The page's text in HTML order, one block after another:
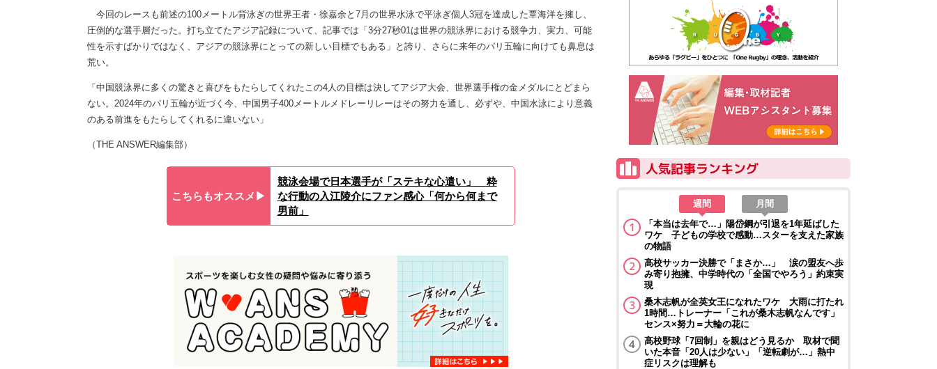
今回のレースも前述の100メートル背泳ぎの世界王者・徐嘉余と7月の世界水泳で平泳ぎ個人3冠を達成した覃海洋を擁し、
圧倒的な選手層だった。打ち立てたアジア記録について、記事では「3分27秒01は世界の競泳界における競争力、実力、可能
性を示すばかりではなく、アジアの競泳界にとっての新しい目標でもある」と誇り、さらに来年のパリ五輪に向けても鼻息は
荒い。
「中国競泳界に多くの驚きと喜びをもたらしてくれたこの4人の目標は決してアジア大会、世界選手権の金メダルにとどまら
ない。2024年のパリ五輪が近づく今、中国男子400メートルメドレーリレーはその努力を通し、必ずや、中国水泳により意義
のある前進をもたらしてくれるに違いない」
（THE ANSWER編集部）
こちらもオススメ▶︎
競泳会場で日本選手が「ステキな心遣い」 粋
な行動の入江陵介にファン感心「何から何まで
男前」
週間
月間
「本当は去年で…」陽岱鋼が引退を1年延ばした
ワケ 子どもの学校で感動…スターを支えた家族
の物語
高校サッカー決勝で「まさか…」 涙の盟友へ歩
み寄り抱擁、中学時代の「全国でやろう」約束実
現
桑木志帆が全英女王になれたワケ 大雨に打たれ
1時間…トレーナー「これが桑木志帆なんです」
センス×努力＝大輪の花に
高校野球「7回制」を親はどう見るか 取材で聞
いた本音「20人は少ない」「逆転劇が…」熱中
症リスクは理解も